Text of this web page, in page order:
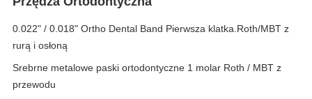
0.022" / 0.018" Ortho Dental Band Pierwsza klatka.Roth/MBT z
rurą i osłoną
Srebrne metalowe paski ortodontyczne 1 molar Roth / MBT z
przewodu